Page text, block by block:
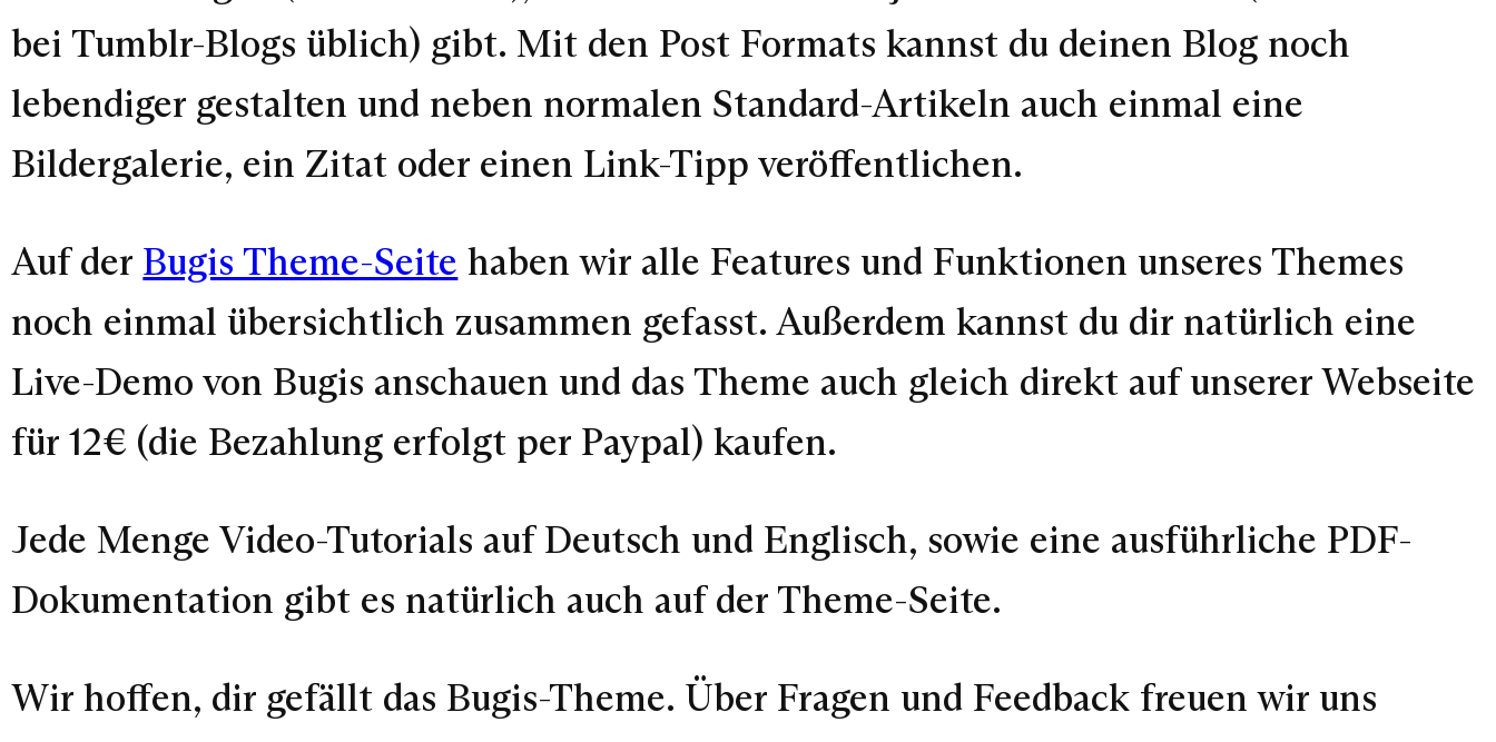
bei Tumblr-Blogs üblich) gibt. Mit den Post Formats kannst du deinen Blog noch
lebendiger gestalten und neben normalen Standard-Artikeln auch einmal eine
Bildergalerie, ein Zitat oder einen Link-Tipp veröffentlichen.
Auf der Bugis Theme-Seite haben wir alle Features und Funktionen unseres Themes
noch einmal übersichtlich zusammen gefasst. Außerdem kannst du dir natürlich eine
Live-Demo von Bugis anschauen und das Theme auch gleich direkt auf unserer Webseite
für 12€ (die Bezahlung erfolgt per Paypal) kaufen.
Jede Menge Video-Tutorials auf Deutsch und Englisch, sowie eine ausführliche PDF-
Dokumentation gibt es natürlich auch auf der Theme-Seite.
Wir hoffen, dir gefällt das Bugis-Theme. Über Fragen und Feedback freuen wir uns